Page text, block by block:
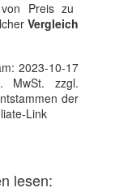
Preis zu
Vergleich
2023-10-17
MwSt. zzgl.
der
Link
lesen: